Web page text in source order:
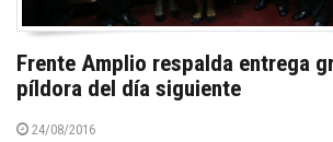
Frente Amplio respalda entrega
píldora del día siguiente
24/08/2016